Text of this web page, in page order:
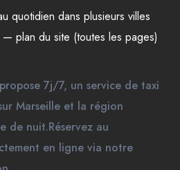
quotidien dans plusieurs villes
— plan du site (toutes les pages)
7j/7, un service de taxi
Marseille et la région
de nuit.Réservez au
en ligne via notre